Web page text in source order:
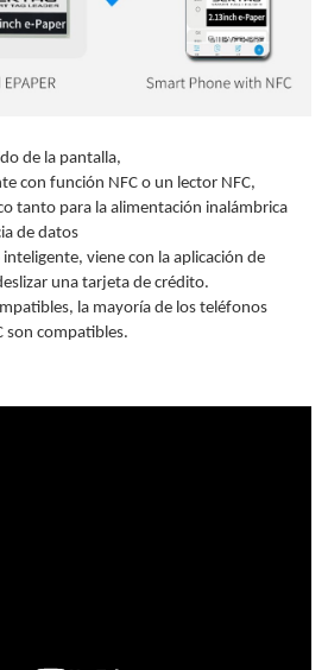
de la pantalla,
con función NFC o un lector NFC,
tanto para la alimentación inalámbrica
de datos
viene con la aplicación de
una tarjeta de crédito.
la mayoría de los teléfonos
son compatibles.